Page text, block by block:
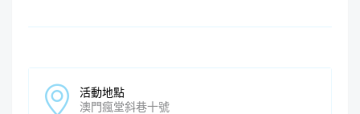
活動地點
澳門瘋堂斜巷十號